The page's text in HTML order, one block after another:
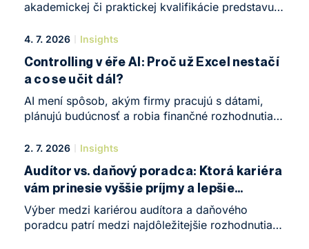
akademickej či praktickej kvalifikácie predstavuje
ako naštartovať kariéru alebo posunúť vlastné
kedy sa nároky na odborné znalosti – najmä
v oblastiach, ako sú daně, účtovníctvo
a podnikové financie – menia bezprecedentným
tempem. Formálne vzdelanie úzko spojené
obrovskú konkurenčnú výhodu, ktorú môžeme
priamo premeniť na vyššie finančné ohodnotenie.
4. 7. 2026 Insights
Controlling v éře AI: Proč už Excel nestačí
a co se učit dál?
AI mení spôsob, akým firmy pracujú s dátami,
plánujú budúcnosť a robia finančné rozhodnutia.
riadenie stráca význam? Práve naopak.
2. 7. 2026 Insights
Audítor vs. daňový poradca: Ktorá kariéra
vám prinesie vyššie príjmy a lepšie
vyhliadky?
Výber medzi kariérou audítora a daňového
poradcu patrí medzi najdôležitejšie rozhodnutia,